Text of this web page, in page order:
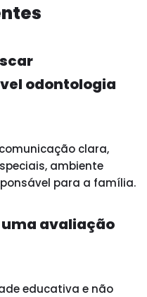
odontologia
clara,
ambiente
para a família.
avaliação
educativa e não